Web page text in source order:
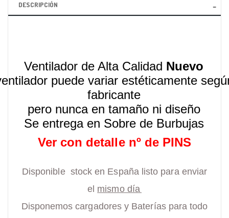
DESCRIPCIÓN
Ventilador de Alta Calidad Nuevo
puede variar estéticamente
fabricante
pero nunca en tamaño ni diseño
Se entrega en Sobre de Burbujas
Ver con detalle nº de PINS
Disponible stock en España listo para enviar
el mismo día
Disponemos cargadores y Baterías para todo